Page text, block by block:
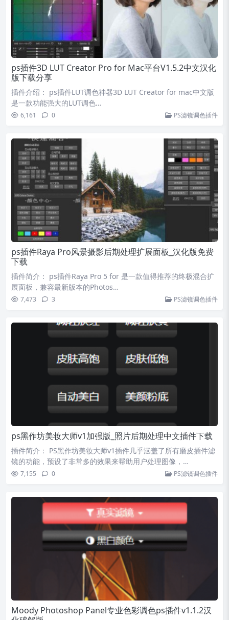
ps插件3D LUT Creator Pro for Mac平台V1.5.2中文汉化
版下载分享
插件介绍： ps插件LUT调色神器3D LUT Creator for mac中文版
是一款功能强大的LUT调色…
6,161 0 PS滤镜调色插件
ps插件Raya Pro风景摄影后期处理扩展面板_汉化版免费
下载
插件简介： ps插件Raya Pro 5 for 是一款值得推荐的终极混合扩
展面板，兼容最新版本的Photos…
7,473 3 PS滤镜调色插件
ps黑作坊美妆大师v1加强版_照片后期处理中文插件下载
插件简介： PS黑作坊美妆大师v1插件几乎涵盖了所有磨皮插件滤
镜的功能，预设了非常多的效果来帮助用户处理图像，…
7,155 0 PS滤镜调色插件
Moody Photoshop Panel专业色彩调色ps插件v1.1.2汉